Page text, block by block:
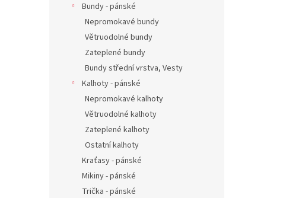
Bundy - pánské
Nepromokavé bundy
Větruodolné bundy
Zateplené bundy
Bundy střední vrstva, Vesty
Kalhoty - pánské
Nepromokavé kalhoty
Větruodolné kalhoty
Zateplené kalhoty
Ostatní kalhoty
Kraťasy - pánské
Mikiny - pánské
Trička - pánské